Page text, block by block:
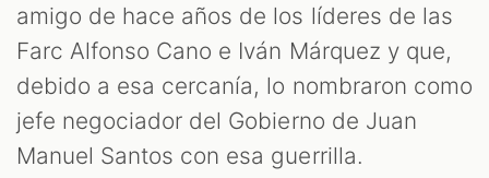
amigo de hace años de los líderes de las
Farc Alfonso Cano e Iván Márquez y que,
debido a esa cercanía, lo nombraron como
jefe negociador del Gobierno de Juan
Manuel Santos con esa guerrilla.